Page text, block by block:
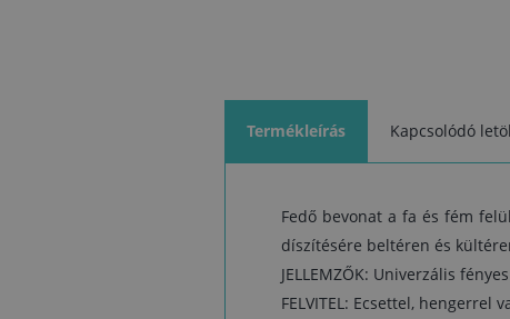
Termékleírás Kapcsolódó
Fedő bevonat a fa és fém
díszítésére beltéren és
JELLEMZŐK: Univerzális
FELVITEL: Ecsettel, hengerrel